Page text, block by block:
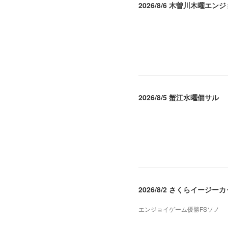
2026/8/6 木曽川木曜エン
2026/8/5 蟹江水曜個サル
2026/8/2 さくらイージーカ
エンジョイゲーム優勝FSソノ